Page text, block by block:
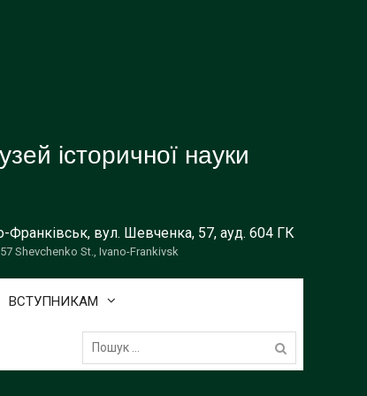
історичної науки
Франківськ, вул. Шевченка, 57, ауд. 604 ГК
Shevchenko St., Ivano-Frankivsk
ВСТУПНИКАМ
Пошук: